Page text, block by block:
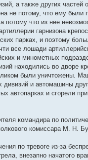
а также других частей
не потому, что ему были
потому что из нее
гарнизона
парках, и поэтому
все лошади
и минометных
находились во дворе
были уничтожены.
дивизий и автомашины
автопарках и сгорели
командира по
комиссара М. Н.
по тревоге из-за
внезапно начатого